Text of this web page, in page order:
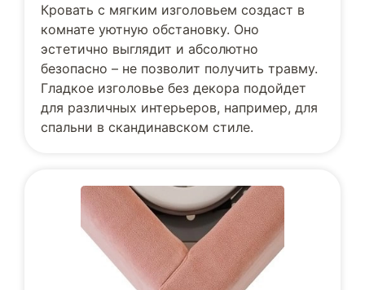
Кровать с мягким изголовьем создаст в
комнате уютную обстановку. Оно
эстетично выглядит и абсолютно
безопасно – не позволит получить травму.
Гладкое изголовье без декора подойдет
для различных интерьеров, например, для
спальни в скандинавском стиле.